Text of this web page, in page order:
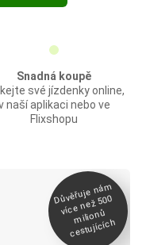
Snadná koupě
své jízdenky online,
naší aplikaci nebo ve
Flixshopu
Důvěřuje ná
m
více než 500
milionů
cestujících